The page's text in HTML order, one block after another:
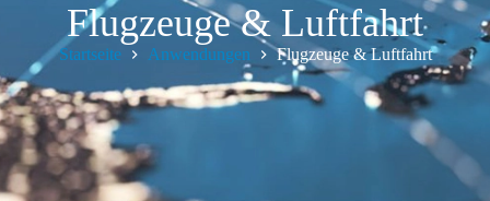
Flugzeuge & Luftfahrt
Startseite Anwendungen Flugzeuge & Luftfahrt